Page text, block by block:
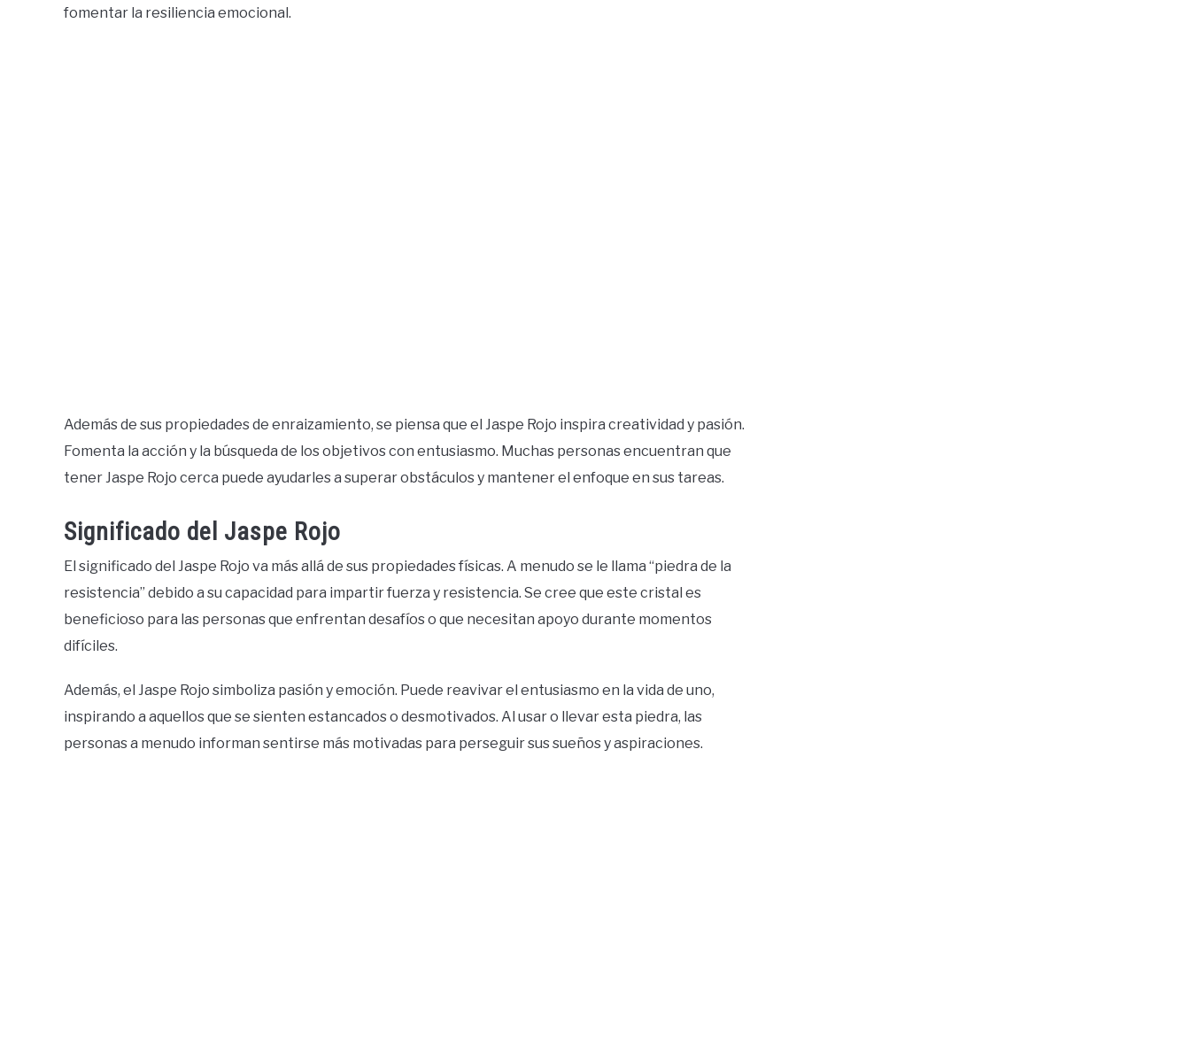
fomentar la resiliencia emocional.
Además de sus propiedades de enraizamiento, se piensa que el Jaspe Rojo inspira creatividad y pasión.
Fomenta la acción y la búsqueda de los objetivos con entusiasmo. Muchas personas encuentran que
tener Jaspe Rojo cerca puede ayudarles a superar obstáculos y mantener el enfoque en sus tareas.
Significado del Jaspe Rojo
El significado del Jaspe Rojo va más allá de sus propiedades físicas. A menudo se le llama “piedra de la
resistencia” debido a su capacidad para impartir fuerza y resistencia. Se cree que este cristal es
beneficioso para las personas que enfrentan desafíos o que necesitan apoyo durante momentos
difíciles.
Además, el Jaspe Rojo simboliza pasión y emoción. Puede reavivar el entusiasmo en la vida de uno,
inspirando a aquellos que se sienten estancados o desmotivados. Al usar o llevar esta piedra, las
personas a menudo informan sentirse más motivadas para perseguir sus sueños y aspiraciones.